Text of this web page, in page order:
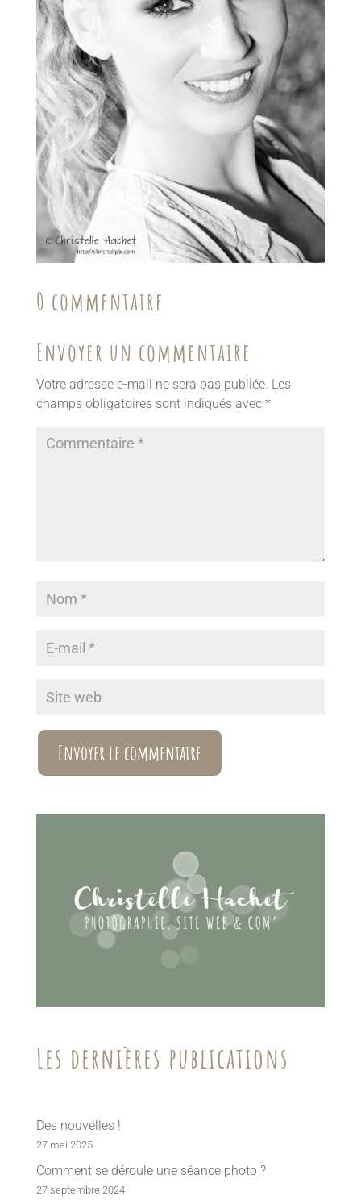
0 commentaire
Envoyer un commentaire
Votre adresse e-mail ne sera pas publiée. Les
champs obligatoires sont indiqués avec *
Envoyer le commentaire
Les dernières publications
Des nouvelles !
27 mai 2025
Comment se déroule une séance photo ?
27 septembre 2024